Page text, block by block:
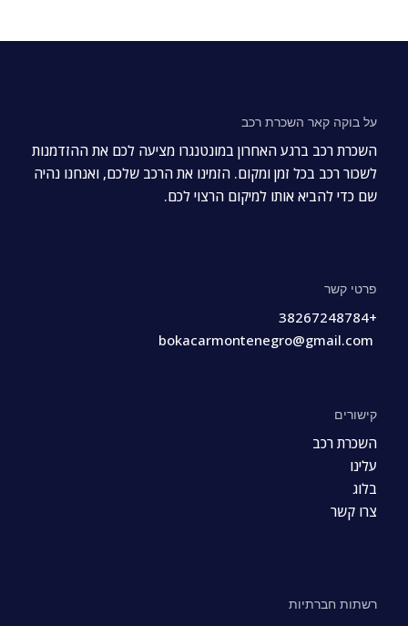
על בוקה קאר השכרת רכב
השכרת רכב ברגע האחרון במונטנגרו מציעה לכם את ההזדמנות
לשכור רכב בכל זמן ומקום. הזמינו את הרכב שלכם, ואנחנו נהיה
שם כדי להביא אותו למיקום הרצוי לכם.
פרטי קשר
+38267248784
bokacarmontenegro@gmail.com
קישורים
השכרת רכב
עלינו
בלוג
צרו קשר
רשתות חברתיות